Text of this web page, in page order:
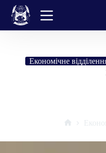
Перейти
вмісту
Економічне